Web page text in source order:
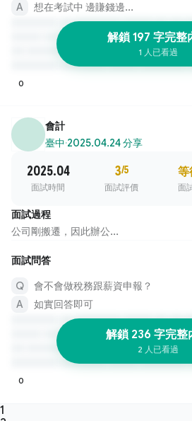
想在考試中 邊賺錢邊...
解鎖 197 字完整
1 人已看過
0
會計
臺中·2025.04.24 分享
2025.04
面試時間
3/5
面試評價
等
面
面試過程
公司剛搬遷，因此辦公...
面試問答
會不會做稅務跟薪資申報？
如實回答即可
解鎖 236 字完整
2 人已看過
0
1